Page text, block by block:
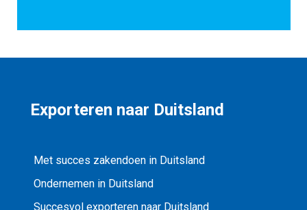
Exporteren naar Duitsland
Met succes zakendoen in Duitsland
Ondernemen in Duitsland
Succesvol exporteren naar Duitsland